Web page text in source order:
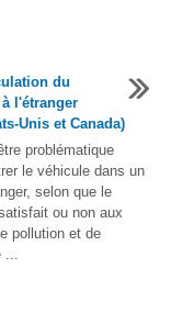
du
l'étranger
Unis et Canada)
problématique
le véhicule dans un
selon que le
ou non aux
pollution et de
...